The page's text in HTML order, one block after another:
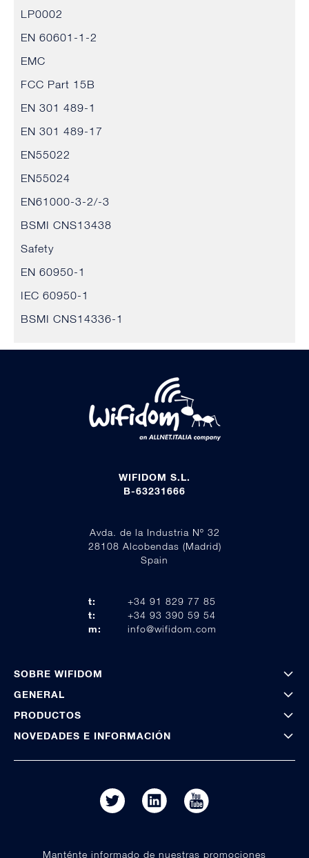
LP0002
EN 60601-1-2
EMC
FCC Part 15B
EN 301 489-1
EN 301 489-17
EN55022
EN55024
EN61000-3-2/-3
BSMI CNS13438
Safety
EN 60950-1
IEC 60950-1
BSMI CNS14336-1
WIFIDOM S.L.
B-63231666
Avda. de la Industria Nº 32
28108 Alcobendas (Madrid)
Spain
t:
+34 91 829 77 85
t:
+34 93 390 59 54
m:
info@wifidom.com
SOBRE WIFIDOM
GENERAL
PRODUCTOS
NOVEDADES E INFORMACIÓN
Manténte informado de nuestras promociones